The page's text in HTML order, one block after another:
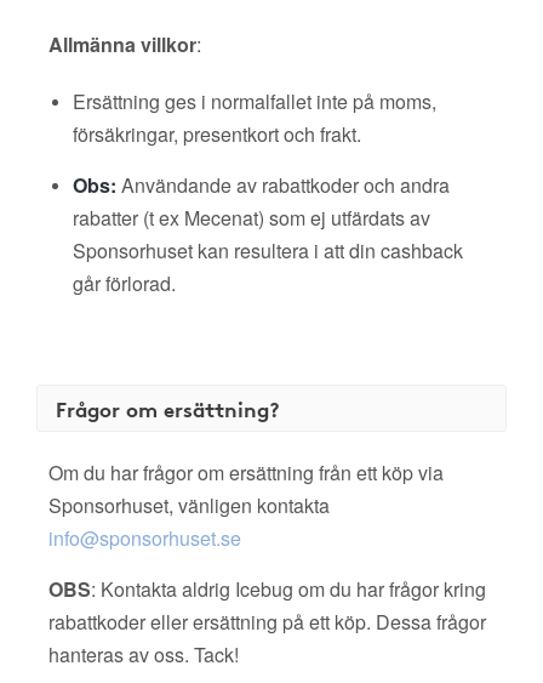
Allmänna villkor:
Ersättning ges i normalfallet inte på moms,
försäkringar, presentkort och frakt.
Obs: Användande av rabattkoder och andra
rabatter (t ex Mecenat) som ej utfärdats av
Sponsorhuset kan resultera i att din cashback
går förlorad.
Frågor om ersättning?
Om du har frågor om ersättning från ett köp via
Sponsorhuset, vänligen kontakta
info@sponsorhuset.se
OBS: Kontakta aldrig Icebug om du har frågor kring
rabattkoder eller ersättning på ett köp. Dessa frågor
hanteras av oss. Tack!